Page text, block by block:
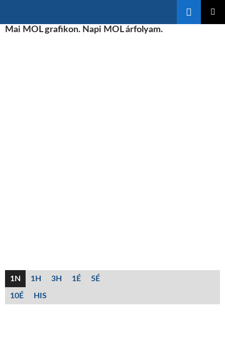
AMai MOL grafikon. Napi MOL árfolyam.
1N 1H 3H 1É 5É
10É HIS